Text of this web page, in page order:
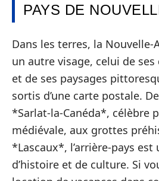
PAYS DE
Dans les terres, la
un autre visage, celui de
et de ses paysages
sortis d’une carte postale.
*Sarlat-la-Canéda*, célèbre
médiévale, aux grottes
*Lascaux*, l’arrière-pays est
d’histoire et de culture. Si